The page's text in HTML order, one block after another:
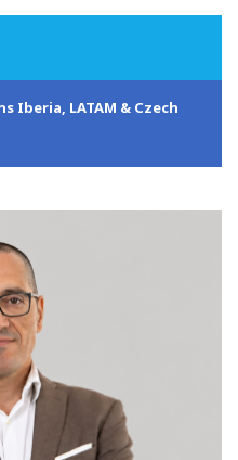
LATAM & Czech